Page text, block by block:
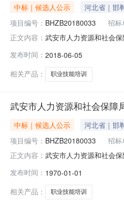
中标｜候选人公示
河北省｜邯
项目编号： BHZB20180033 招标
正文内容： 武安市人力资源和社会
叉口采购人联系方式：
构联系方式：孙艳电话
发布时间： 2018-06-05
相关产品：
职业技能培训
武安市人力资源和社会保障
中标｜候选人公示
河北省｜邯
项目编号： BHZB20180033 招标
正文内容： 武安市人力资源和社会
源和社会保障局采购人
郸市丛台区
发布时间： 1970-01-01
相关产品：
职业技能培训